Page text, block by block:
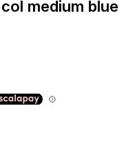
medium blue